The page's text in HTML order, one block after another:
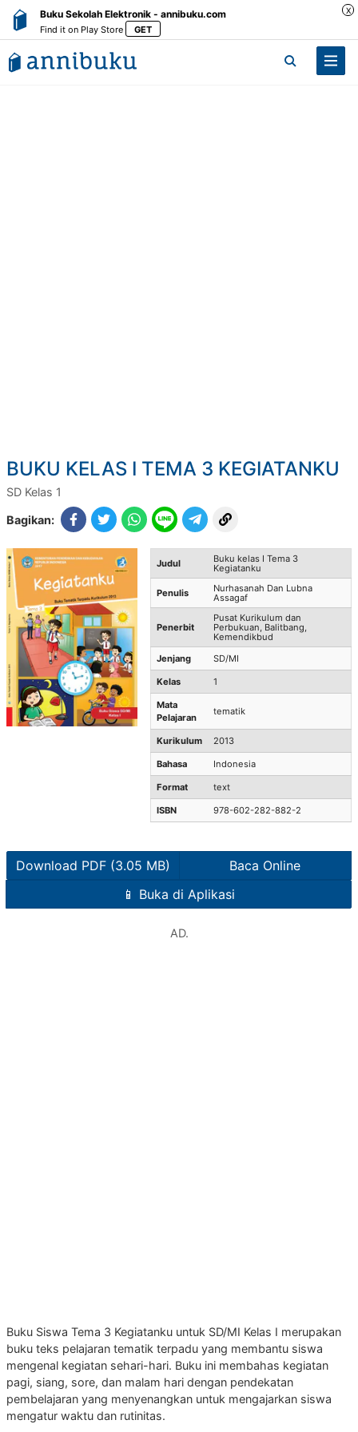
Buku Sekolah Elektronik - annibuku.com
Find it on Play Store GET
X
BUKU KELAS I TEMA 3 KEGIATANKU
SD Kelas 1
Bagikan:
Judul
Buku kelas I Tema 3
Kegiatanku
Penulis
Nurhasanah Dan Lubna
Assagaf
Penerbit
Pusat Kurikulum dan
Perbukuan, Balitbang,
Kemendikbud
Jenjang
SD/MI
Kelas 1
Mata
Pelajaran
tematik
Kurikulum 2013
Bahasa Indonesia
Format text
ISBN 978-602-282-882-2
Download PDF (3.05 MB)
Baca Online
📱 Buka di Aplikasi
AD.
Buku Siswa Tema 3 Kegiatanku untuk SD/MI Kelas I merupakan
buku teks pelajaran tematik terpadu yang membantu siswa
mengenal kegiatan sehari-hari. Buku ini membahas kegiatan
pagi, siang, sore, dan malam hari dengan pendekatan
pembelajaran yang menyenangkan untuk mengajarkan siswa
mengatur waktu dan rutinitas.